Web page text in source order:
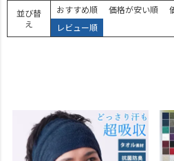
並び替
え
おすすめ順 価格が安い順
レビュー順